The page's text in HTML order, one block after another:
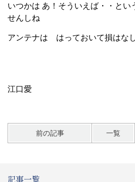
いつかは あ！そういえば・・とい
せんしね
アンテナは はっておいて損はな
江口愛
前の記事 一覧
記事一覧